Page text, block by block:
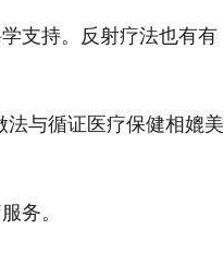
支持。反射疗法也有有
法与循证医疗保健相媲美
务。